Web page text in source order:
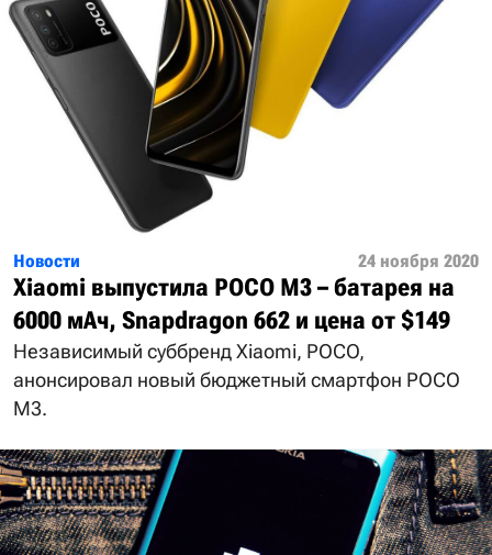
Новости 24 ноября 2020
Xiaomi выпустила POCO M3 – батарея на
6000 мАч, Snapdragon 662 и цена от $149
Независимый суббренд Xiaomi, POCO,
анонсировал новый бюджетный смартфон POCO
M3.